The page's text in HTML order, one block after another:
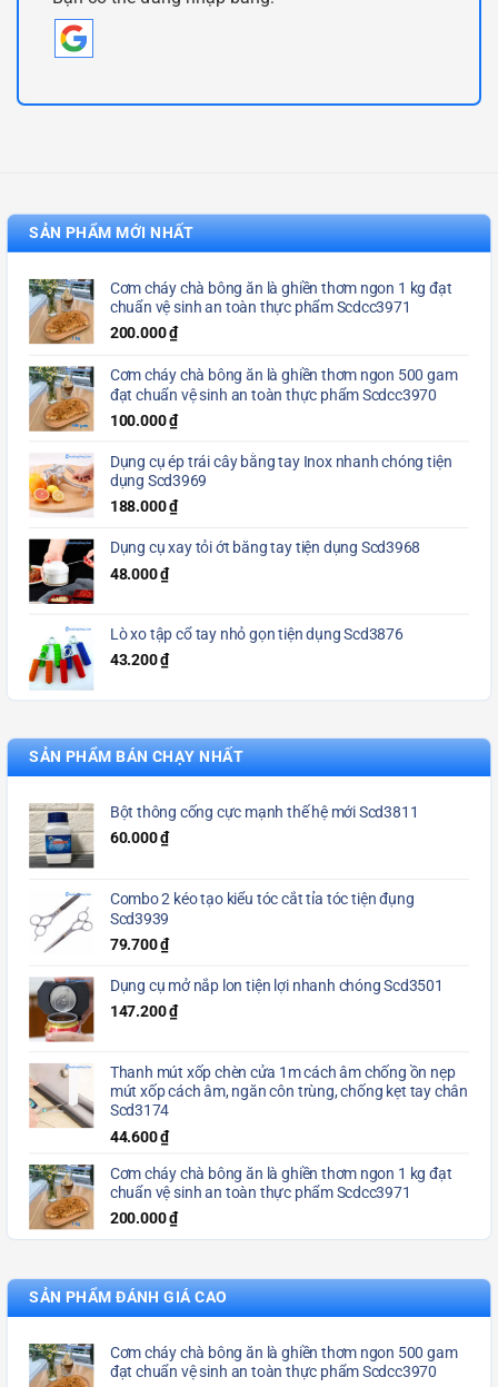
SẢN PHẨM MỚI NHẤT
Cơm cháy chà bông ăn là ghiền thơm ngon 1 kg đạt
chuẩn vệ sinh an toàn thực phẩm Scdcc3971
200.000₫
Cơm cháy chà bông ăn là ghiền thơm ngon 500 gam
đạt chuẩn vệ sinh an toàn thực phẩm Scdcc3970
100.000₫
Dụng cụ ép trái cây bằng tay Inox nhanh chóng tiện
dụng Scd3969
188.000₫
Dụng cụ xay tỏi ớt bằng tay tiện dụng Scd3968
48.000₫
Lò xo tập cổ tay nhỏ gọn tiện dụng Scd3876
43.200₫
SẢN PHẨM BÁN CHẠY NHẤT
Bột thông cống cực mạnh thế hệ mới Scd3811
60.000₫
Combo 2 kéo tạo kiểu tóc cắt tỉa tóc tiện đụng
Scd3939
79.700₫
Dụng cụ mở nắp lon tiện lợi nhanh chóng Scd3501
147.200₫
Thanh mút xốp chèn cửa 1m cách âm chống ồn nẹp
mút xốp cách âm, ngăn côn trùng, chống kẹt tay chân
Scd3174
44.600₫
Cơm cháy chà bông ăn là ghiền thơm ngon 1 kg đạt
chuẩn vệ sinh an toàn thực phẩm Scdcc3971
200.000₫
SẢN PHẨM ĐÁNH GIÁ CAO
Cơm cháy chà bông ăn là ghiền thơm ngon 500 gam
đạt chuẩn vệ sinh an toàn thực phẩm Scdcc3970